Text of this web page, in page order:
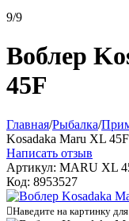
9/9
Воблер
45F
Главная/Рыбалка/
Kosadaka Maru XL 45F
Написать отзыв
Артикул: MARU XL
Код: 8953527
Наведите на картинку